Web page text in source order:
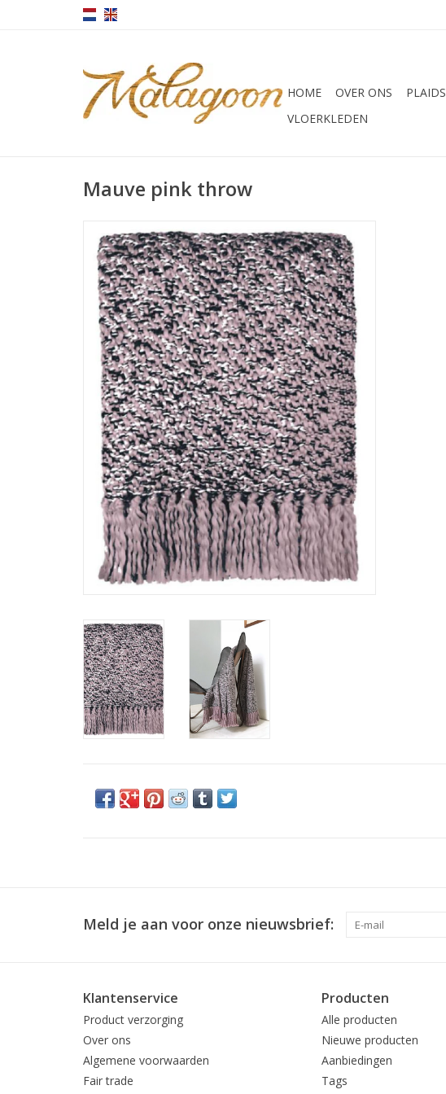
HOME OVER ONS PLAIDS
VLOERKLEDEN
Mauve pink throw
Meld je aan voor onze nieuwsbrief:
Klantenservice
Product verzorging
Over ons
Algemene voorwaarden
Fair trade
Producten
Alle producten
Nieuwe producten
Aanbiedingen
Tags